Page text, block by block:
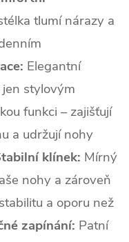
tlumí nárazy a
Elegantní
stylovým
funkci – zajišťují
a udržují nohy
klínek: Mírný
nohy a zároveň
a oporu než
zapínání: Patní